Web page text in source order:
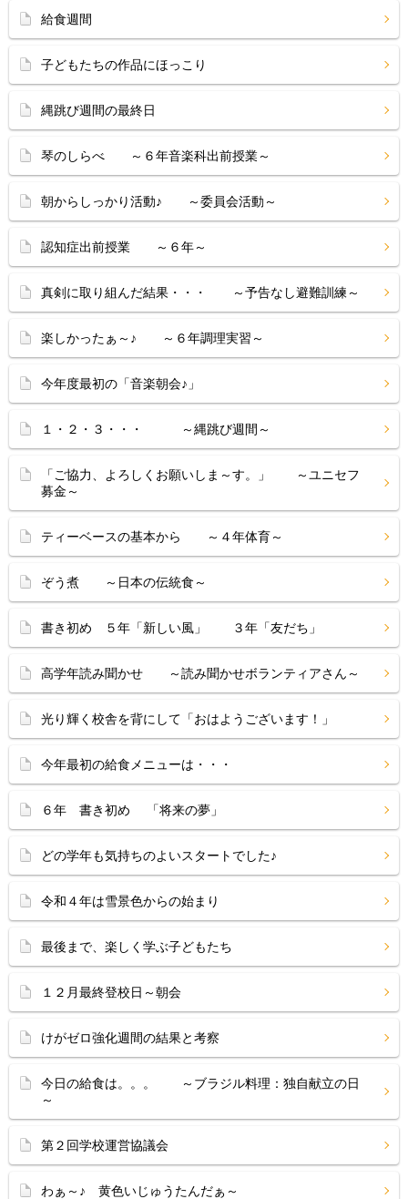
給食週間
子どもたちの作品にほっこり
縄跳び週間の最終日
琴のしらべ ～６年音楽科出前授業～
朝からしっかり活動♪ ～委員会活動～
認知症出前授業 ～６年～
真剣に取り組んだ結果・・・ ～予告なし避難訓練～
楽しかったぁ～♪ ～６年調理実習～
今年度最初の「音楽朝会♪」
１・２・３・・・ ～縄跳び週間～
「ご協力、よろしくお願いしま～す。」 ～ユニセフ
募金～
ティーベースの基本から ～４年体育～
ぞう煮 ～日本の伝統食～
書き初め ５年「新しい風」 ３年「友だち」
高学年読み聞かせ ～読み聞かせボランティアさん～
光り輝く校舎を背にして「おはようございます！」
今年最初の給食メニューは・・・
６年 書き初め 「将来の夢」
どの学年も気持ちのよいスタートでした♪
令和４年は雪景色からの始まり
最後まで、楽しく学ぶ子どもたち
１２月最終登校日～朝会
けがゼロ強化週間の結果と考察
今日の給食は。。。 ～ブラジル料理：独自献立の日
～
第２回学校運営協議会
わぁ～♪ 黄色いじゅうたんだぁ～